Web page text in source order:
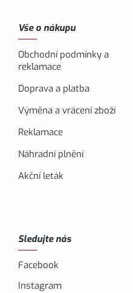
Vše o nákupu
Obchodní podmínky a
reklamace
Doprava a platba
Výměna a vrácení zboží
Reklamace
Náhradní plnění
Akční leták
Sledujte nás
Facebook
Instagram